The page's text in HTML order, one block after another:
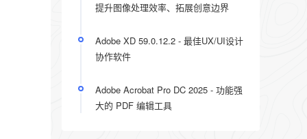
提升图像处理效率、拓展创意边界
Adobe XD 59.0.12.2 - 最佳UX/UI设计
协作软件
Adobe Acrobat Pro DC 2025 - 功能强
大的 PDF 编辑工具